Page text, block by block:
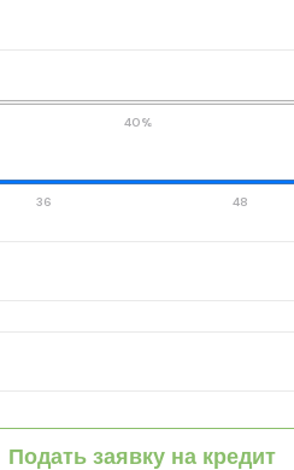
40%
36 48
Подать заявку на кредит